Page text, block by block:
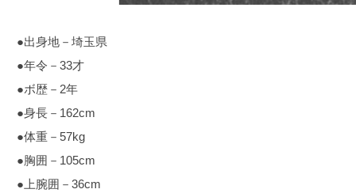
●出身地－埼玉県
●年令－33才
●ボ歴－2年
●身長－162cm
●体重－57kg
●胸囲－105cm
●上腕囲－36cm